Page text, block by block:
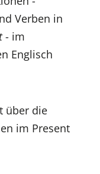
Verben in
- im
Englisch
über die
im Present